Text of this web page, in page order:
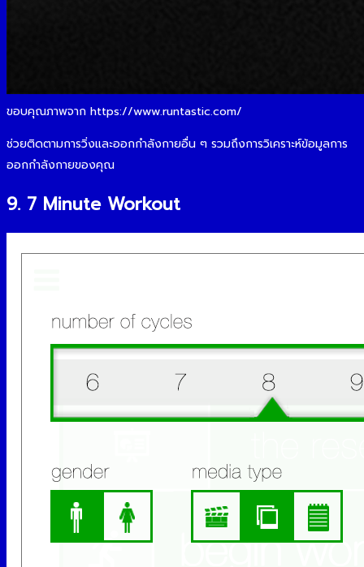
ขอบคุณภาพจาก https://www.runtastic.com/
ช่วยติดตามการวิ่งและออกกำลังกายอื่น ๆ รวมถึงการวิเคราะห์ข้อมูลการ
ออกกำลังกายของคุณ
9. 7 Minute Workout